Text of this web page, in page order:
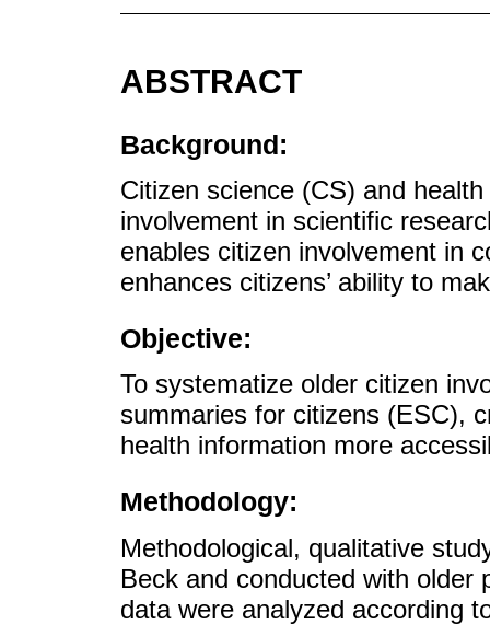
ABSTRACT
Background:
Citizen science (CS) and
involvement in scientific
enables citizen involvement in
enhances citizens’ ability to
Objective:
To systematize older citizen
summaries for citizens (ESC),
health information more
Methodology:
Methodological, qualitative
Beck and conducted with older
data were analyzed according